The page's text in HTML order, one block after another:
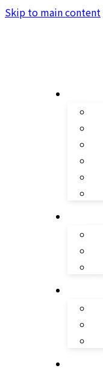
Skip to main content